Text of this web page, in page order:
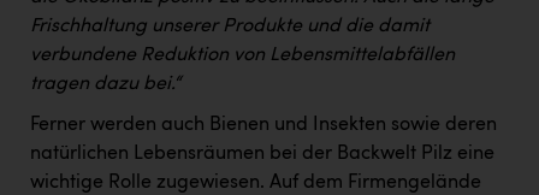
Frischhaltung unserer Produkte und die damit
verbundene Reduktion von Lebensmittelabfällen
tragen dazu bei.“
Ferner werden auch Bienen und Insekten sowie deren
natürlichen Lebensräumen bei der Backwelt Pilz eine
wichtige Rolle zugewiesen. Auf dem Firmengelände